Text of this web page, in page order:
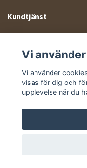
Kundtjänst
Sociala medier
©
Vi
Vi använder
visas för dig och
upplevelse när du